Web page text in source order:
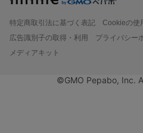
特定商取引法に基づく表記
Cookieの使
広告識別子の取得・利用
プライバシー
メディアキット
©GMO Pepabo, Inc.